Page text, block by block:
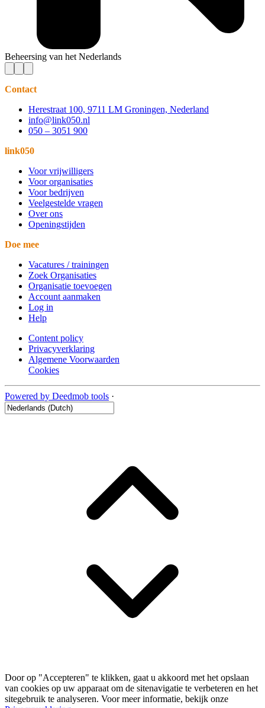
Beheersing van het Nederlands
Contact
Herestraat 100, 9711 LM Groningen, Nederland
info@link050.nl
050 – 3051 900
link050
Voor vrijwilligers
Voor organisaties
Voor bedrijven
Veelgestelde vragen
Over ons
Openingstijden
Doe mee
Vacatures / trainingen
Zoek Organisaties
Organisatie toevoegen
Account aanmaken
Log in
Help
Content policy
Privacyverklaring
Algemene Voorwaarden
Cookies
Powered by Deedmob tools ·
Door op "Accepteren" te klikken, gaat u akkoord met het opslaan
van cookies op uw apparaat om de sitenavigatie te verbeteren en het
sitegebruik te analyseren. Voor meer informatie, bekijk onze